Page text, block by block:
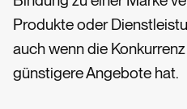
Produkte oder
auch wenn die
günstigere Angebote hat.